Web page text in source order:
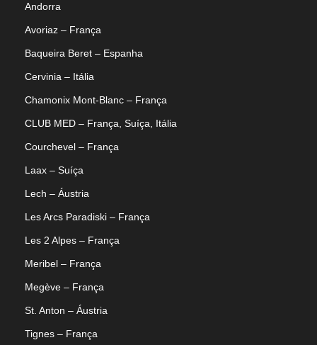
Andorra
Avoriaz – França
Baqueira Beret – Espanha
Cervinia – Itália
Chamonix Mont-Blanc – França
CLUB MED – França, Suíça, Itália
Courchevel – França
Laax – Suíça
Lech – Áustria
Les Arcs Paradiski – França
Les 2 Alpes – França
Meribel – França
Megève – França
St. Anton – Áustria
Tignes – França